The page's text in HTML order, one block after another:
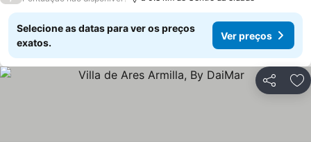
Selecione as datas para ver os preços
exatos.
Ver preços
Partilhar